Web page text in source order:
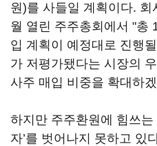
원)를 사들일 계획이다.
월 열린 주주총회에서 "총
입 계획이 예정대로 진행
가 저평가됐다는 시장의
사주 매입 비중을 확대하
하지만 주주환원에 힘쓰는
자’를 벗어나지 못하고 있